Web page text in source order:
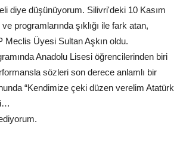
diye düşünüyorum. Silivri'deki 10 Kasım
programlarında şıklığı ile fark atan,
Meclis Üyesi Sultan Aşkın oldu.
Anadolu Lisesi öğrencilerinden biri
sözleri son derece anlamlı bir
“Kendimize çeki düzen verelim Atatürk